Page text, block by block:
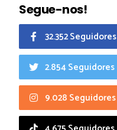
Segue-nos!
32.352 Seguidores
2.854 Seguidores
9.028 Seguidores